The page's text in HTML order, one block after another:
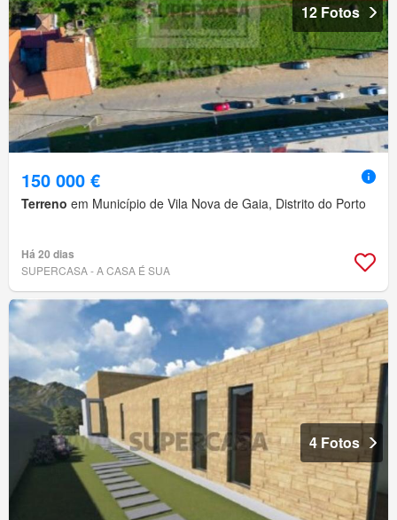
12 Fotos
150 000 €
Terreno em Município de Vila Nova de Gaia, Distrito do Porto
Há 20 dias
SUPERCASA - A CASA É SUA
4 Fotos